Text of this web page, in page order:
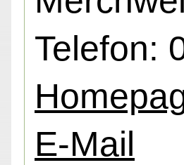
Telefon:
E-Mail